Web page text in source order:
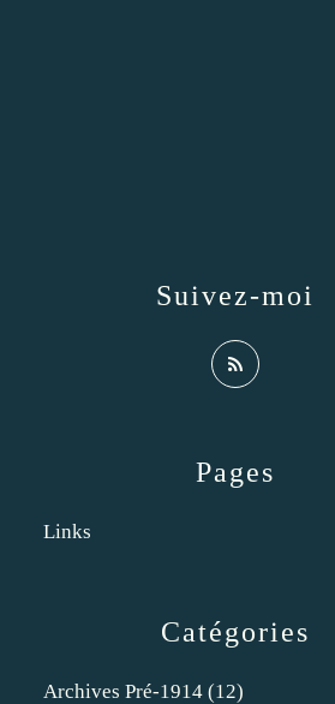
Catégories
Archives Pré-1914 (12)
Pages
Links
Suivez-moi